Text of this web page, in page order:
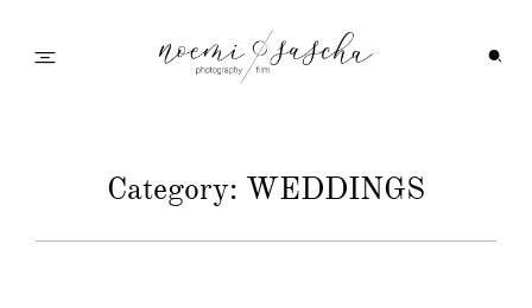
Galerie
Category: WEDDINGS